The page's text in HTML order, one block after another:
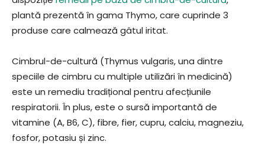
plantă prezentă în gama Thymo, care cuprinde 3
produse care calmează gâtul iritat.
Cimbrul-de-cultură (Thymus vulgaris, una dintre
speciile de cimbru cu multiple utilizări în medicină)
este un remediu tradițional pentru afecțiunile
respiratorii. În plus, este o sursă importantă de
vitamine (A, B6, C), fibre, fier, cupru, calciu, magneziu,
fosfor, potasiu și zinc.